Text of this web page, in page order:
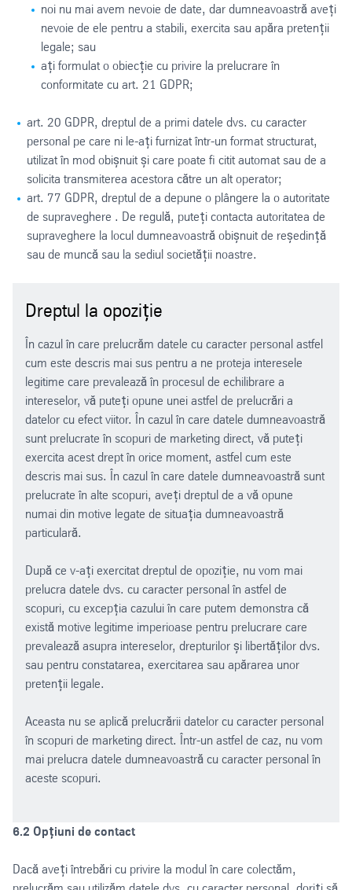
noi nu mai avem nevoie de date, dar dumneavoastră aveți
nevoie de ele pentru a stabili, exercita sau apăra pretenții
legale; sau
ați formulat o obiecție cu privire la prelucrare în
conformitate cu art. 21 GDPR;
art. 20 GDPR, dreptul de a primi datele dvs. cu caracter
personal pe care ni le-ați furnizat într-un format structurat,
utilizat în mod obișnuit și care poate fi citit automat sau de a
solicita transmiterea acestora către un alt operator;
art. 77 GDPR, dreptul de a depune o plângere la o autoritate
de supraveghere . De regulă, puteți contacta autoritatea de
supraveghere la locul dumneavoastră obișnuit de reședință
sau de muncă sau la sediul societății noastre.
Dreptul la opoziție
În cazul în care prelucrăm datele cu caracter personal astfel
cum este descris mai sus pentru a ne proteja interesele
legitime care prevalează în procesul de echilibrare a
intereselor, vă puteți opune unei astfel de prelucrări a
datelor cu efect viitor. În cazul în care datele dumneavoastră
sunt prelucrate în scopuri de marketing direct, vă puteți
exercita acest drept în orice moment, astfel cum este
descris mai sus. În cazul în care datele dumneavoastră sunt
prelucrate în alte scopuri, aveți dreptul de a vă opune
numai din motive legate de situația dumneavoastră
particulară.
După ce v-ați exercitat dreptul de opoziție, nu vom mai
prelucra datele dvs. cu caracter personal în astfel de
scopuri, cu excepția cazului în care putem demonstra că
există motive legitime imperioase pentru prelucrare care
prevalează asupra intereselor, drepturilor și libertăților dvs.
sau pentru constatarea, exercitarea sau apărarea unor
pretenții legale.
Aceasta nu se aplică prelucrării datelor cu caracter personal
în scopuri de marketing direct. Într-un astfel de caz, nu vom
mai prelucra datele dumneavoastră cu caracter personal în
aceste scopuri.
6.2 Opțiuni de contact
Dacă aveți întrebări cu privire la modul în care colectăm,